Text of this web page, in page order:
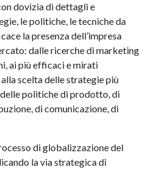
dovizia di dettagli e
le politiche, le tecniche da
la presenza dell’impresa
dalle ricerche di marketing
ai più efficaci e mirati
scelta delle strategie più
politiche di prodotto, di
di comunicazione, di
di globalizzazione del
la via strategica di